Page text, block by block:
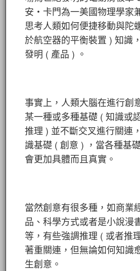
安‧卡門為一美國物理學家
思考人類如何便捷移動與陀
於航空器的平衡裝置 ) 知識
發明 ( 產品 ) 。
事實上，人類大腦在進行創
某一種或多種基礎 ( 知識或
推理 ) 並不斷交叉進行關連
識基礎 ( 創意 ) ，當各種基
會更加具體而且真實。
當然創意有很多種，如商業
品、科學方式或者是小說漫
等，有些強調推理 ( 或者推
著重關連，但無論如何知識
生創意。